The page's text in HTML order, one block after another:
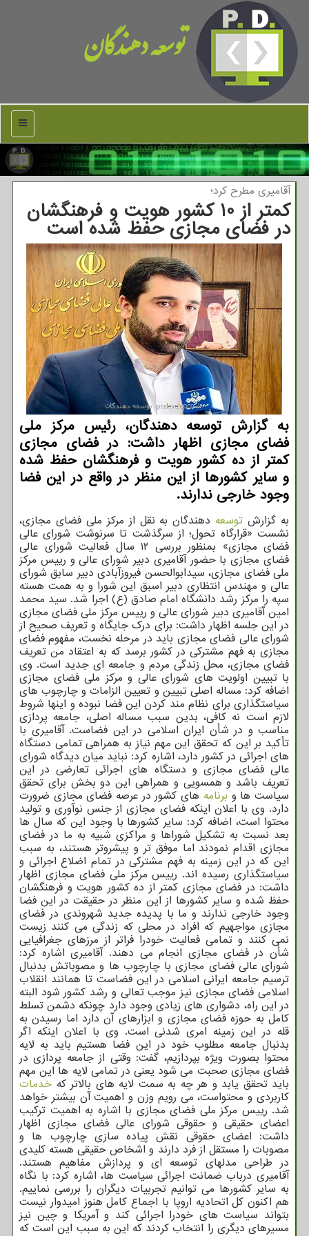
توسعه دهندگان
منو
آقامیری مطرح كرد؛
کمتر از 10 کشور هویت و فرهنگشان
در فضای مجازی حفظ شده است
به گزارش توسعه دهندگان، رئیس مرکز ملی
فضای مجازی اظهار داشت: در فضای مجازی
کمتر از ده کشور هویت و فرهنگشان حفظ شده
و سایر کشورها از این منظر در واقع در این فضا
وجود خارجی ندارند.
به گزارش توسعه دهندگان به نقل از مرکز ملی فضای مجازی،
نشست «قرارگاه تحول؛ از سرگذشت تا سرنوشت شورای عالی
فضای مجازی» بمنظور بررسی ۱۲ سال فعالیت شورای عالی
فضای مجازی با حضور آقامیری دبیر شورای عالی و رییس مرکز
ملی فضای مجازی، سیدابوالحسن فیروزآبادی دبیر سابق شورای
عالی و مهندس انتظاری دبیر اسبق این شورا و به همت هسته
سپه را مرکز رشد دانشگاه امام صادق (ع) اجرا شد. سید محمد
امین آقامیری دبیر شورای عالی و رییس مرکز ملی فضای مجازی
در این جلسه اظهار داشت: برای درک جایگاه و تعریف صحیح از
شورای عالی فضای مجازی باید در مرحله نخست، مفهوم فضای
مجازی به فهم مشترکی در کشور برسد که به اعتقاد من تعریف
فضای مجازی، محل زندگی مردم و جامعه ای جدید است. وی
با تبیین اولویت های شورای عالی و مرکز ملی فضای مجازی
اضافه کرد: مساله اصلی تبیین و تعیین الزامات و چارچوب های
سیاستگذاری برای نظام مند کردن این فضا نبوده و اینها شروط
لازم است نه کافی، بدین سبب مساله اصلی، جامعه پردازی
مناسب و در شأن ایران اسلامی در این فضاست. آقامیری با
تأکید بر این که تحقق این مهم نیاز به همراهی تمامی دستگاه
های اجرائی در کشور دارد، اشاره کرد: نباید میان دیدگاه شورای
عالی فضای مجازی و دستگاه های اجرائی تعارضی در این
تعریف باشد و همسویی و همراهی این دو بخش برای تحقق
سیاست ها و برنامه های کشور در عرصه فضای مجازی ضرورت
دارد. وی با اعلان اینکه فضای مجازی از جنس نوآوری و تولید
محتوا است، اضافه کرد: سایر کشورها با وجود این که سال ها
بعد نسبت به تشکیل شوراها و مراکزی شبیه به ما در فضای
مجازی اقدام نمودند اما موفق تر و پیشروتر هستند، به سبب
این که در این زمینه به فهم مشترکی در تمام اضلاع اجرائی و
سیاستگذاری رسیده اند. رییس مرکز ملی فضای مجازی اظهار
داشت: در فضای مجازی کمتر از ده کشور هویت و فرهنگشان
حفظ شده و سایر کشورها از این منظر در حقیقت در این فضا
وجود خارجی ندارند و ما با پدیده جدید شهروندی در فضای
مجازی مواجهیم که افراد در محلی که زندگی می کنند زیست
نمی کنند و تمامی فعالیت خودرا فراتر از مرزهای جغرافیایی
شأن در فضای مجازی انجام می دهند. آقامیری اشاره کرد:
شورای عالی فضای مجازی با چارچوب ها و مصوباتش بدنبال
ترسیم جامعه ایرانی اسلامی در این فضاست تا همانند انقلاب
اسلامی فضای مجازی نیز موجب تعالی و رشد کشور شود البته
در این راه، دشواری های زیادی وجود دارد چونکه دشمن تسلط
کامل به حوزه فضای مجازی و ابزارهای آن دارد اما رسیدن به
قله در این زمینه امری شدنی است. وی با اعلان اینکه اگر
بدنبال جامعه مطلوب خود در این فضا هستیم باید به لایه
محتوا بصورت ویژه بپردازیم، گفت: وقتی از جامعه پردازی در
فضای مجازی صحبت می شود یعنی در تمامی لایه ها این مهم
باید تحقق یابد و هر چه به سمت لایه های بالاتر که خدمات
کاربردی و محتواست، می رویم وزن و اهمیت آن بیشتر خواهد
شد. رییس مرکز ملی فضای مجازی با اشاره به اهمیت ترکیب
اعضای حقیقی و حقوقی شورای عالی فضای مجازی اظهار
داشت: اعضای حقوقی نقش پیاده سازی چارچوب ها و
مصوبات را مستقل از فرد دارند و اشخاص حقیقی هسته کلیدی
در طراحی مدلهای توسعه ای و پردازش مفاهیم هستند.
آقامیری درباب ضمانت اجرائی سیاست ها، اشاره کرد: با نگاه
به سایر کشورها می توانیم تجربیات دیگران را بررسی نماییم.
هم اکنون کل اتحادیه اروپا با اجماع کامل هنوز امیدوار نیست
بتواند سیاست های خودرا اجرائی کند و آمریکا و چین نیز
مسیرهای دیگری را انتخاب کردند که این به سبب این است که